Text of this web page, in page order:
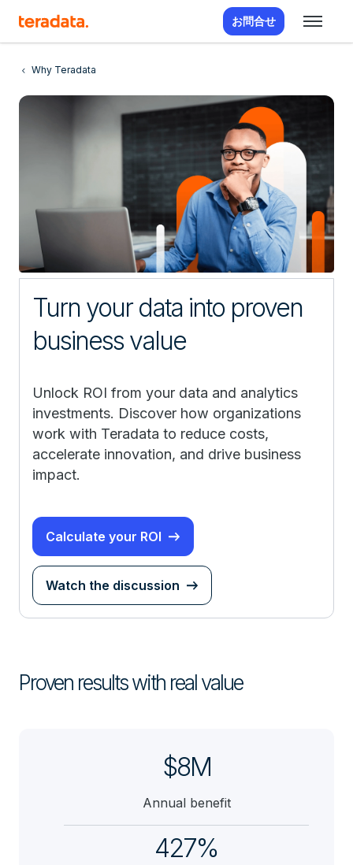
お問合せ
Why Teradata
Turn your data into proven
business value
Unlock ROI from your data and analytics
investments. Discover how organizations
work with Teradata to reduce costs,
accelerate innovation, and drive business
impact.
Calculate your ROI
Watch the discussion
Proven results with real value
$8M
Annual benefit
427%